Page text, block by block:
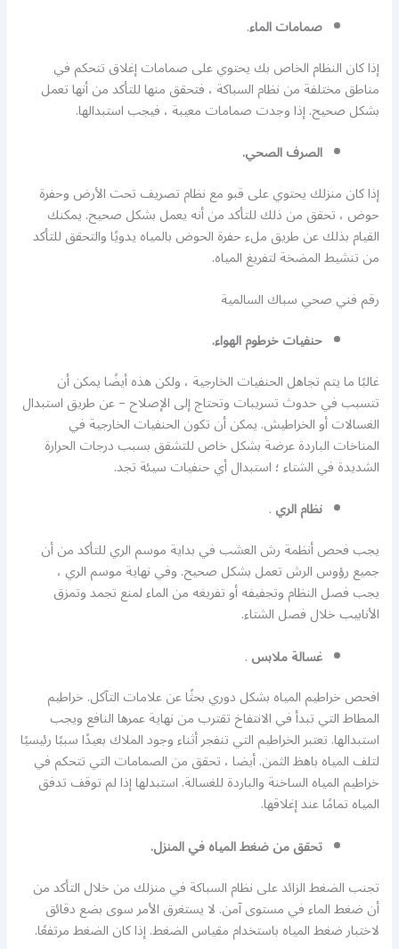
صمامات الماء.
إذا كان النظام الخاص بك يحتوي على صمامات إغلاق تتحكم في
مناطق مختلفة من نظام السباكة ، فتحقق منها للتأكد من أنها تعمل
بشكل صحيح. إذا وجدت صمامات معيبة ، فيجب استبدالها.
الصرف الصحي.
إذا كان منزلك يحتوي على قبو مع نظام تصريف تحت الأرض وحفرة
حوض ، تحقق من ذلك للتأكد من أنه يعمل بشكل صحيح. يمكنك
القيام بذلك عن طريق ملء حفرة الحوض بالمياه يدويًا والتحقق للتأكد
من تنشيط المضخة لتفريغ المياه.
رقم فني صحي سباك السالمية
حنفيات خرطوم الهواء.
غالبًا ما يتم تجاهل الحنفيات الخارجية ، ولكن هذه أيضًا يمكن أن
تتسبب في حدوث تسريبات وتحتاج إلى الإصلاح – عن طريق استبدال
الغسالات أو الخراطيش. يمكن أن تكون الحنفيات الخارجية في
المناخات الباردة عرضة بشكل خاص للتشقق بسبب درجات الحرارة
الشديدة في الشتاء ؛ استبدال أي حنفيات سيئة تجد.
نظام الري.
يجب فحص أنظمة رش العشب في بداية موسم الري للتأكد من أن
جميع رؤوس الرش تعمل بشكل صحيح. وفي نهاية موسم الري ،
يجب فصل النظام وتجفيفه أو تفريغه من الماء لمنع تجمد وتمزق
الأنابيب خلال فصل الشتاء.
غسالة ملابس.
افحص خراطيم المياه بشكل دوري بحثًا عن علامات التآكل. خراطيم
المطاط التي تبدأ في الانتفاخ تقترب من نهاية عمرها النافع ويجب
استبدالها. تعتبر الخراطيم التي تنفجر أثناء وجود الملاك بعيدًا سببًا رئيسيًا
لتلف المياه باهظ الثمن. أيضا ، تحقق من الصمامات التي تتحكم في
خراطيم المياه الساخنة والباردة للغسالة. استبدلها إذا لم توقف تدفق
المياه تمامًا عند إغلاقها.
تحقق من ضغط المياه في المنزل.
تجنب الضغط الزائد على نظام السباكة في منزلك من خلال التأكد من
أن ضغط الماء في مستوى آمن. لا يستغرق الأمر سوى بضع دقائق
لاختبار ضغط المياه باستخدام مقياس الضغط. إذا كان الضغط مرتفعًا.